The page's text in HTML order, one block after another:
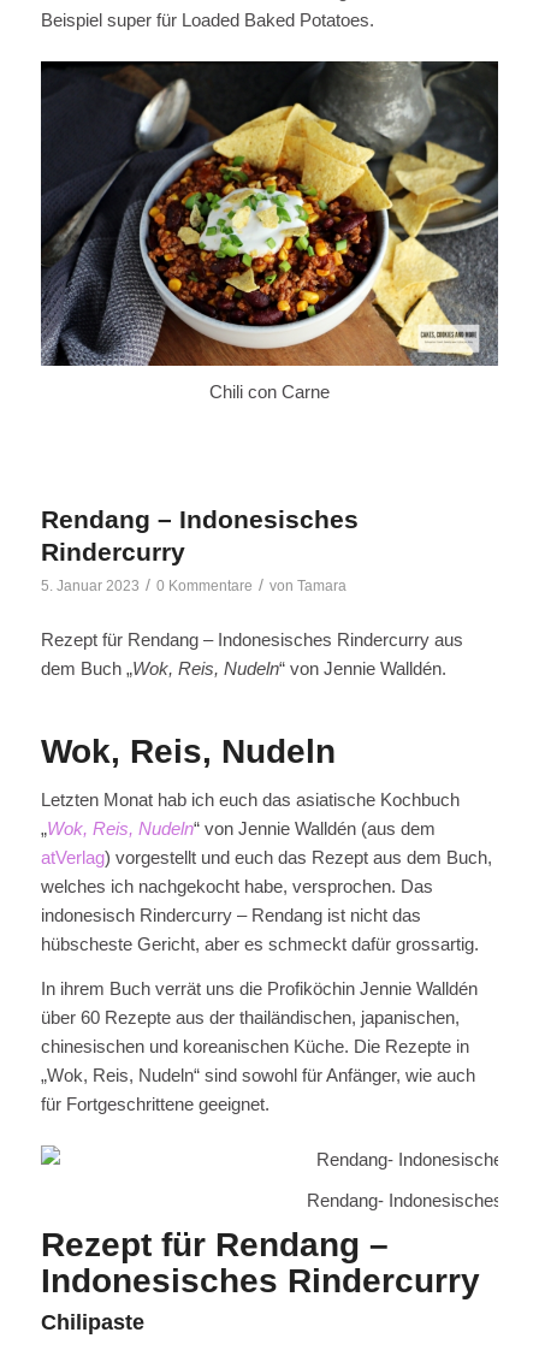
Beispiel super für Loaded Baked Potatoes.
Chili con Carne
Rendang – Indonesisches
Rindercurry
5. Januar 2023 / 0 Kommentare / von Tamara
Rezept für Rendang – Indonesisches Rindercurry aus
dem Buch „Wok, Reis, Nudeln“ von Jennie Walldén.
Wok, Reis, Nudeln
Letzten Monat hab ich euch das asiatische Kochbuch
„Wok, Reis, Nudeln“ von Jennie Walldén (aus dem
atVerlag) vorgestellt und euch das Rezept aus dem Buch,
welches ich nachgekocht habe, versprochen. Das
indonesisch Rindercurry – Rendang ist nicht das
hübscheste Gericht, aber es schmeckt dafür grossartig.
In ihrem Buch verrät uns die Profiköchin Jennie Walldén
über 60 Rezepte aus der thailändischen, japanischen,
chinesischen und koreanischen Küche. Die Rezepte in
„Wok, Reis, Nudeln“ sind sowohl für Anfänger, wie auch
für Fortgeschrittene geeignet.
Rendang- Indonesisches
Rezept für Rendang –
Indonesisches Rindercurry
Chilipaste